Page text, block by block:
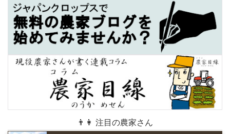
👨👩 注目の農家さん